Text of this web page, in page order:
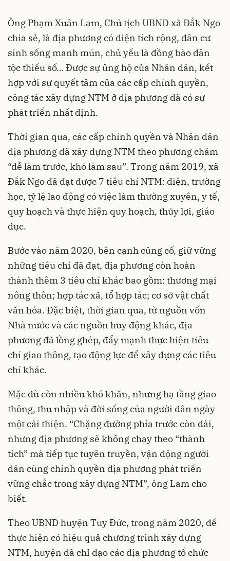
Ông Phạm Xuân Lam, Chủ tịch UBND xã Đắk Ngo
chia sẻ, là địa phương có diện tích rộng, dân cư
sinh sống manh mún, chủ yếu là đồng bào dân
tộc thiểu số… Được sự ủng hộ của Nhân dân, kết
hợp với sự quyết tâm của các cấp chính quyền,
công tác xây dựng NTM ở địa phương đã có sự
phát triển nhất định.
Thời gian qua, các cấp chính quyền và Nhân dân
địa phương đã xây dựng NTM theo phương châm
“dễ làm trước, khó làm sau”. Trong năm 2019, xã
Đắk Ngo đã đạt được 7 tiêu chí NTM: điện, trường
học, tỷ lệ lao động có việc làm thường xuyên, y tế,
quy hoạch và thực hiện quy hoạch, thủy lợi, giáo
dục.
Bước vào năm 2020, bên cạnh củng cố, giữ vững
những tiêu chí đã đạt, địa phương còn hoàn
thành thêm 3 tiêu chí khác bao gồm: thương mại
nông thôn; hợp tác xã, tổ hợp tác; cơ sở vật chất
văn hóa. Đặc biệt, thời gian qua, từ nguồn vốn
Nhà nước và các nguồn huy động khác, địa
phương đã lồng ghép, đẩy mạnh thực hiện tiêu
chí giao thông, tạo động lực để xây dựng các tiêu
chí khác.
Mặc dù còn nhiều khó khăn, nhưng hạ tầng giao
thông, thu nhập và đời sống của người dân ngày
một cải thiện. “Chặng đường phía trước còn dài,
nhưng địa phương sẽ không chạy theo “thành
tích” mà tiếp tục tuyên truyền, vận động người
dân cùng chính quyền địa phương phát triển
vững chắc trong xây dựng NTM”, ông Lam cho
biết.
Theo UBND huyện Tuy Đức, trong năm 2020, để
thực hiện có hiệu quả chương trình xây dựng
NTM, huyện đã chỉ đạo các địa phương tổ chức